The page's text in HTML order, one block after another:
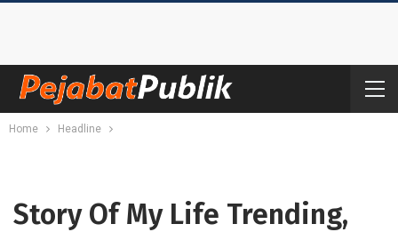
Home Headline
Story Of My Life Trending,